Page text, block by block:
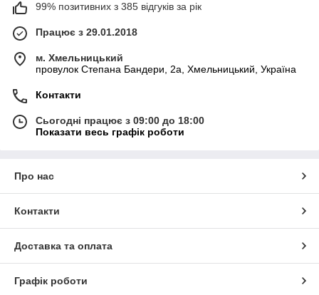
99% позитивних з 385 відгуків за рік
Працює з 29.01.2018
м. Хмельницький
провулок Степана Бандери, 2a, Хмельницький, Україна
Контакти
Сьогодні працює з 09:00 до 18:00
Показати весь графік роботи
Про нас
Контакти
Доставка та оплата
Графік роботи